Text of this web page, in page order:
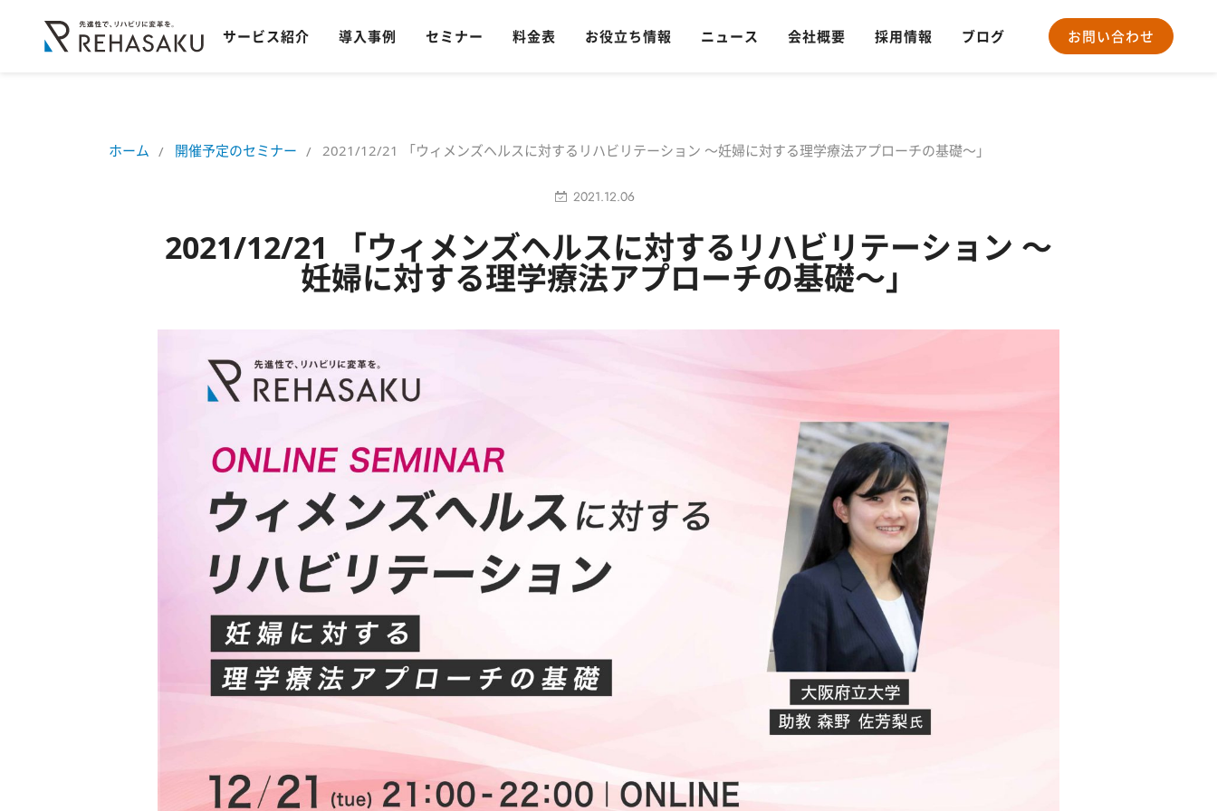
サービス紹介 導入事例 セミナー 料金表 お役立ち情報 ニュース 会社概要 採用情報 ブログ お問い合わせ
ホーム 開催予定のセミナー 2021/12/21 「ウィメンズヘルスに対するリハビリテーション 〜妊婦に対する理学療法アプローチの基礎〜」
2021.12.06
2021/12/21 「ウィメンズヘルスに対するリハビリテーション 〜
妊婦に対する理学療法アプローチの基礎〜」